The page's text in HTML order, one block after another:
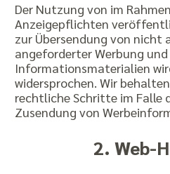
Der Nutzung von im
Anzeigepflichten
zur Übersendung von nicht
angeforderter Werbung und
Informationsmaterialien
widersprochen. Wir
rechtliche Schritte im Falle
Zusendung von
2. Web-